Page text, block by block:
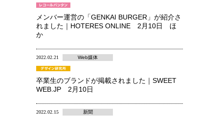
メンバー運営の「GENKAI BURGER」が紹介さ
れました｜HOTERES ONLINE 2月10日 ほ
か
2022.02.21 Web媒体
卒業生のブランドが掲載されました｜SWEET
WEB.JP 2月10日
2022.02.15 新聞